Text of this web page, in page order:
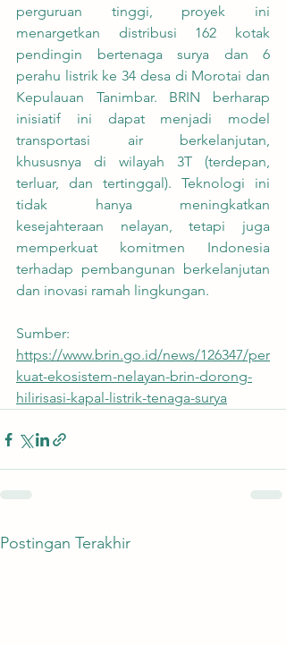
perguruan tinggi, proyek ini
menargetkan distribusi 162 kotak
pendingin bertenaga surya dan 6
perahu listrik ke 34 desa di Morotai dan
Kepulauan Tanimbar. BRIN berharap
inisiatif ini dapat menjadi model
transportasi air berkelanjutan,
khususnya di wilayah 3T (terdepan,
terluar, dan tertinggal). Teknologi ini
tidak hanya meningkatkan
kesejahteraan nelayan, tetapi juga
memperkuat komitmen Indonesia
terhadap pembangunan berkelanjutan
dan inovasi ramah lingkungan.
Sumber:
https://www.brin.go.id/news/126347/per
kuat-ekosistem-nelayan-brin-dorong-
hilirisasi-kapal-listrik-tenaga-surya
Postingan Terakhir